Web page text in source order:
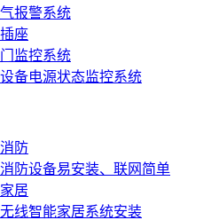
报警系统
座
监控系统
备电源状态监控系统
防
防设备易安装、联网简单
居
线智能家居系统安装